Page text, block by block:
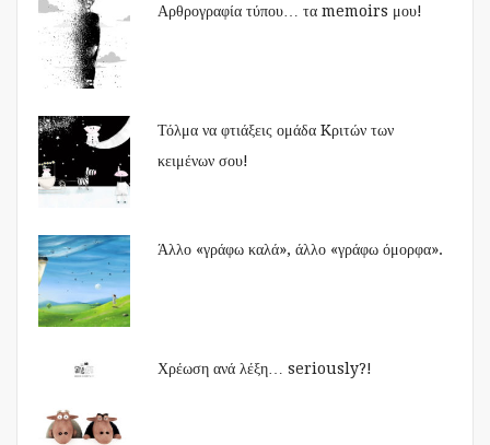
Αρθρογραφία τύπου… τα memoirs μου!
Τόλμα να φτιάξεις ομάδα Kριτών των
κειμένων σου!
Άλλο «γράφω καλά», άλλο «γράφω όμορφα».
Χρέωση ανά λέξη… seriously?!